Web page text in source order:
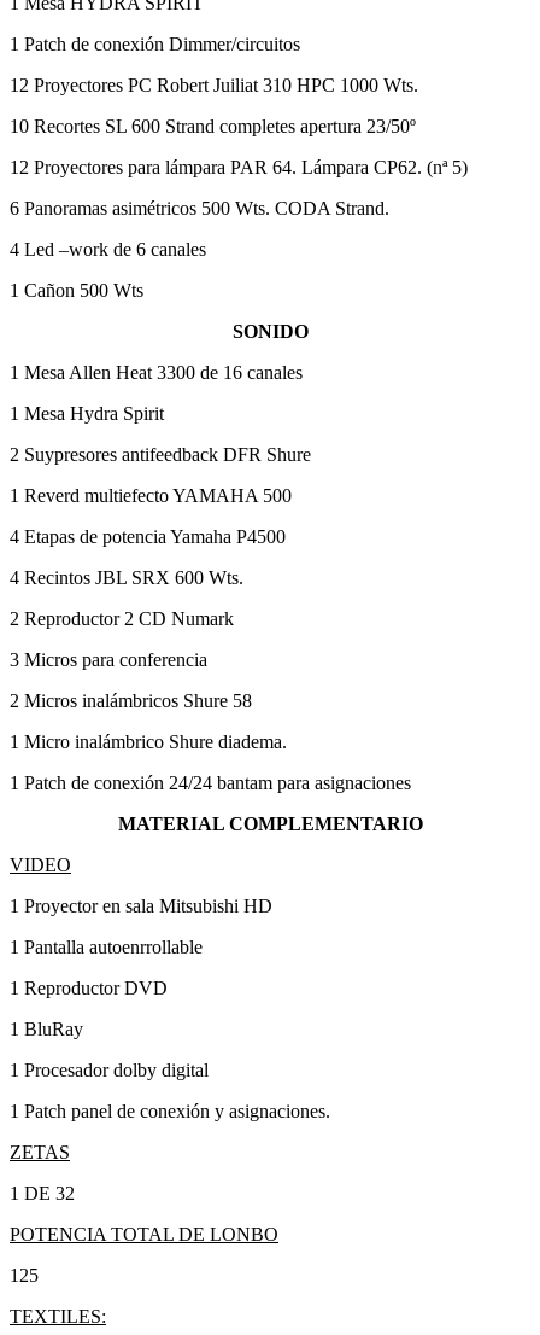
1 Patch de conexión Dimmer/circuitos
12 Proyectores PC Robert Juiliat 310 HPC 1000 Wts.
10 Recortes SL 600 Strand completes apertura 23/50º
12 Proyectores para lámpara PAR 64. Lámpara CP62. (nª 5)
6 Panoramas asimétricos 500 Wts. CODA Strand.
4 Led –work de 6 canales
1 Cañon 500 Wts
SONIDO
1 Mesa Allen Heat 3300 de 16 canales
1 Mesa Hydra Spirit
2 Suypresores antifeedback DFR Shure
1 Reverd multiefecto YAMAHA 500
4 Etapas de potencia Yamaha P4500
4 Recintos JBL SRX 600 Wts.
2 Reproductor 2 CD Numark
3 Micros para conferencia
2 Micros inalámbricos Shure 58
1 Micro inalámbrico Shure diadema.
1 Patch de conexión 24/24 bantam para asignaciones
MATERIAL COMPLEMENTARIO
VIDEO
1 Proyector en sala Mitsubishi HD
1 Pantalla autoenrrollable
1 Reproductor DVD
1 BluRay
1 Procesador dolby digital
1 Patch panel de conexión y asignaciones.
ZETAS
1 DE 32
POTENCIA TOTAL DE LONBO
125
TEXTILES: